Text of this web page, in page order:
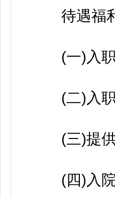
待遇福
(一)入职
(二)入职
(三)提供
(四)入院